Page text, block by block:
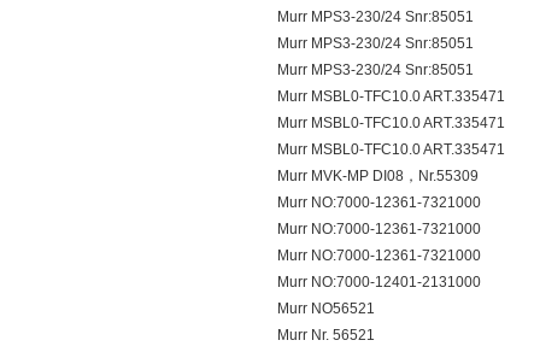
Murr MPS3-230/24 Snr:85051
Murr MPS3-230/24 Snr:85051
Murr MPS3-230/24 Snr:85051
Murr MSBL0-TFC10.0 ART.335471
Murr MSBL0-TFC10.0 ART.335471
Murr MSBL0-TFC10.0 ART.335471
Murr MVK-MP DI08，Nr.55309
Murr NO:7000-12361-7321000
Murr NO:7000-12361-7321000
Murr NO:7000-12361-7321000
Murr NO:7000-12401-2131000
Murr NO56521
Murr Nr. 56521